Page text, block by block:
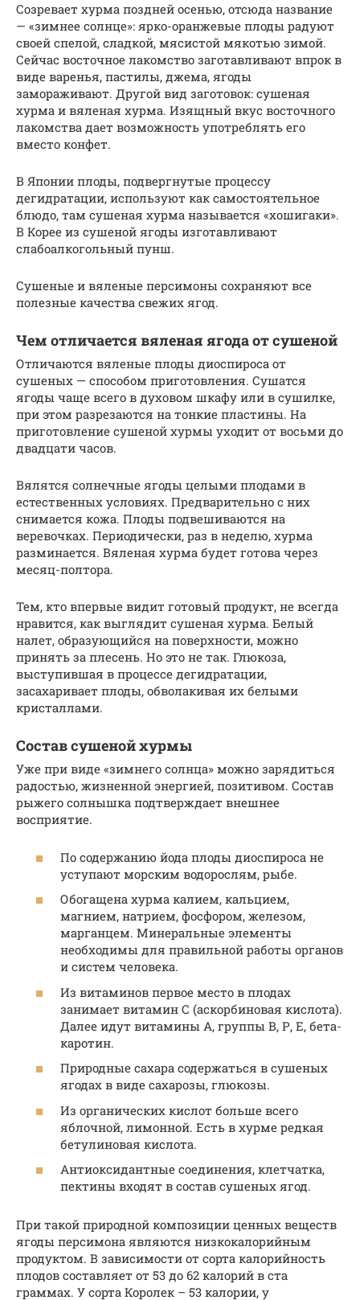
Созревает хурма поздней осенью, отсюда название
— «зимнее солнце»: ярко-оранжевые плоды радуют
своей спелой, сладкой, мясистой мякотью зимой.
Сейчас восточное лакомство заготавливают впрок в
виде варенья, пастилы, джема, ягоды
замораживают. Другой вид заготовок: сушеная
хурма и вяленая хурма. Изящный вкус восточного
лакомства дает возможность употреблять его
вместо конфет.
В Японии плоды, подвергнутые процессу
дегидратации, используют как самостоятельное
блюдо, там сушеная хурма называется «хошигаки».
В Корее из сушеной ягоды изготавливают
слабоалкогольный пунш.
Сушеные и вяленые персимоны сохраняют все
полезные качества свежих ягод.
Чем отличается вяленая ягода от сушеной
Отличаются вяленые плоды диоспироса от
сушеных — способом приготовления. Сушатся
ягоды чаще всего в духовом шкафу или в сушилке,
при этом разрезаются на тонкие пластины. На
приготовление сушеной хурмы уходит от восьми до
двадцати часов.
Вялятся солнечные ягоды целыми плодами в
естественных условиях. Предварительно с них
снимается кожа. Плоды подвешиваются на
веревочках. Периодически, раз в неделю, хурма
разминается. Вяленая хурма будет готова через
месяц-полтора.
Тем, кто впервые видит готовый продукт, не всегда
нравится, как выглядит сушеная хурма. Белый
налет, образующийся на поверхности, можно
принять за плесень. Но это не так. Глюкоза,
выступившая в процессе дегидратации,
засахаривает плоды, обволакивая их белыми
кристаллами.
Состав сушеной хурмы
Уже при виде «зимнего солнца» можно зарядиться
радостью, жизненной энергией, позитивом. Состав
рыжего солнышка подтверждает внешнее
восприятие.
По содержанию йода плоды диоспироса не
уступают морским водорослям, рыбе.
Обогащена хурма калием, кальцием,
магнием, натрием, фосфором, железом,
марганцем. Минеральные элементы
необходимы для правильной работы органов
и систем человека.
Из витаминов первое место в плодах
занимает витамин С (аскорбиновая кислота).
Далее идут витамины А, группы В, Р, Е, бета-
каротин.
Природные сахара содержаться в сушеных
ягодах в виде сахарозы, глюкозы.
Из органических кислот больше всего
яблочной, лимонной. Есть в хурме редкая
бетулиновая кислота.
Антиоксидантные соединения, клетчатка,
пектины входят в состав сушеных ягод.
При такой природной композиции ценных веществ
ягоды персимона являются низкокалорийным
продуктом. В зависимости от сорта калорийность
плодов составляет от 53 до 62 калорий в ста
граммах. У сорта Королек – 53 калории, у